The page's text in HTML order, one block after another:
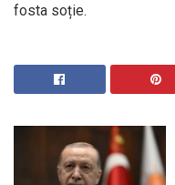
fosta soție.